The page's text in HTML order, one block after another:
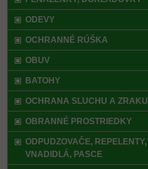
ODEVY
OCHRANNÉ RÚŠKA
OBUV
BATOHY
OCHRANA SLUCHU A ZRAKU
OBRANNÉ PROSTRIEDKY
ODPUDZOVAČE, REPELENTY,
VNADIDLÁ, PASCE